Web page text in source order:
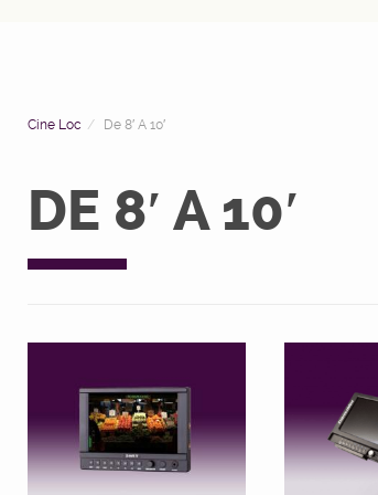
Cine Loc De 8′ A 10′
DE 8′ A 10′